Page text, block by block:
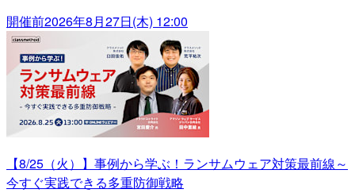
開催前2026年8月27日(木) 12:00
【8/25（火）】事例から学ぶ！ランサムウェア対策最前線～
今すぐ実践できる多重防御戦略